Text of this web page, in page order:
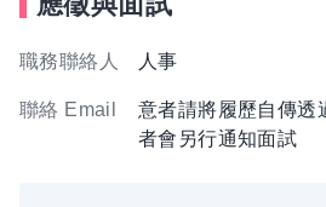
職務聯絡人 人事
聯絡 Email
意者請將履歷自傳透
者會另行通知面試